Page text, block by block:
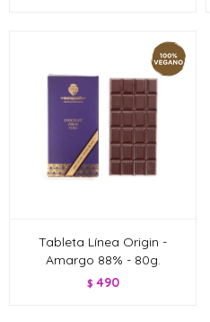
Tableta Línea Origin -
Amargo 88% - 80g.
$ 490